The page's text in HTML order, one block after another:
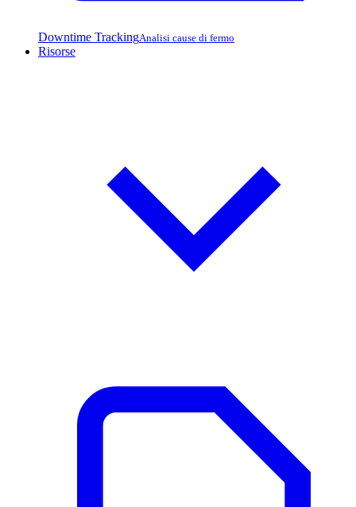
Downtime TrackingAnalisi cause di fermo
Risorse